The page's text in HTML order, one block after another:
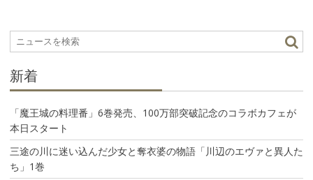
シ
ョ
新着
「魔王城の料理番」6巻発売、100万部突破記念のコラボカフェが
本日スタート
三途の川に迷い込んだ少女と奪衣婆の物語「川辺のエヴァと異人た
ち」1巻